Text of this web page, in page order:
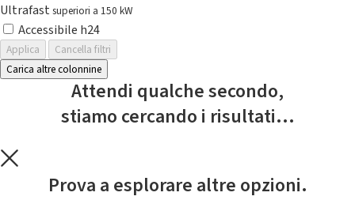
Ultrafast superiori a 150 kW
Accessibile h24
Applica
Cancella filtri
Carica altre colonnine
Attendi qualche secondo,
stiamo cercando i risultati...
Prova a esplorare altre opzioni.